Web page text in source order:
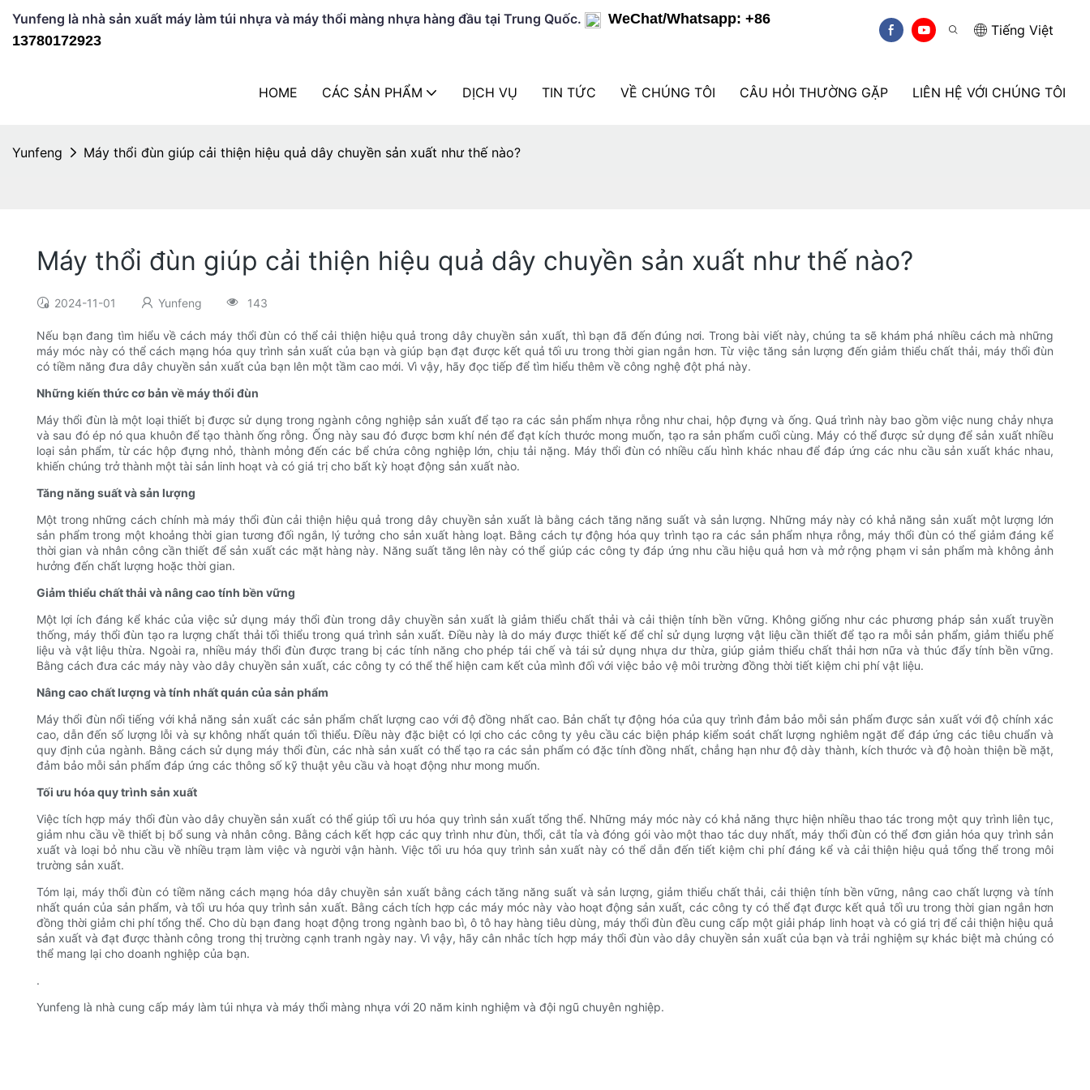
Yunfeng là nhà sản xuất máy làm túi nhựa và máy thổi màng nhựa hàng đầu tại Trung Quốc.
WeChat/Whatsapp: +86
13780172923
Tiếng Việt
HOME CÁC SẢN PHẨM DỊCH VỤ TIN TỨC VỀ CHÚNG TÔI CÂU HỎI THƯỜNG GẶP LIÊN HỆ VỚI CHÚNG TÔI
Yunfeng Máy thổi đùn giúp cải thiện hiệu quả dây chuyền sản xuất như thế nào?
Máy thổi đùn giúp cải thiện hiệu quả dây chuyền sản xuất như thế nào?
2024-11-01 Yunfeng 143
Nếu bạn đang tìm hiểu về cách máy thổi đùn có thể cải thiện hiệu quả trong dây chuyền sản xuất, thì bạn đã đến đúng nơi. Trong bài viết này, chúng ta sẽ khám phá nhiều cách mà những
máy móc này có thể cách mạng hóa quy trình sản xuất của bạn và giúp bạn đạt được kết quả tối ưu trong thời gian ngắn hơn. Từ việc tăng sản lượng đến giảm thiểu chất thải, máy thổi đùn
có tiềm năng đưa dây chuyền sản xuất của bạn lên một tầm cao mới. Vì vậy, hãy đọc tiếp để tìm hiểu thêm về công nghệ đột phá này.
Những kiến ​​thức cơ bản về máy thổi đùn
Máy thổi đùn là một loại thiết bị được sử dụng trong ngành công nghiệp sản xuất để tạo ra các sản phẩm nhựa rỗng như chai, hộp đựng và ống. Quá trình này bao gồm việc nung chảy nhựa
và sau đó ép nó qua khuôn để tạo thành ống rỗng. Ống này sau đó được bơm khí nén để đạt kích thước mong muốn, tạo ra sản phẩm cuối cùng. Máy có thể được sử dụng để sản xuất nhiều
loại sản phẩm, từ các hộp đựng nhỏ, thành mỏng đến các bể chứa công nghiệp lớn, chịu tải nặng. Máy thổi đùn có nhiều cấu hình khác nhau để đáp ứng các nhu cầu sản xuất khác nhau,
khiến chúng trở thành một tài sản linh hoạt và có giá trị cho bất kỳ hoạt động sản xuất nào.
Tăng năng suất và sản lượng
Một trong những cách chính mà máy thổi đùn cải thiện hiệu quả trong dây chuyền sản xuất là bằng cách tăng năng suất và sản lượng. Những máy này có khả năng sản xuất một lượng lớn
sản phẩm trong một khoảng thời gian tương đối ngắn, lý tưởng cho sản xuất hàng loạt. Bằng cách tự động hóa quy trình tạo ra các sản phẩm nhựa rỗng, máy thổi đùn có thể giảm đáng kể
thời gian và nhân công cần thiết để sản xuất các mặt hàng này. Năng suất tăng lên này có thể giúp các công ty đáp ứng nhu cầu hiệu quả hơn và mở rộng phạm vi sản phẩm mà không ảnh
hưởng đến chất lượng hoặc thời gian.
Giảm thiểu chất thải và nâng cao tính bền vững
Một lợi ích đáng kể khác của việc sử dụng máy thổi đùn trong dây chuyền sản xuất là giảm thiểu chất thải và cải thiện tính bền vững. Không giống như các phương pháp sản xuất truyền
thống, máy thổi đùn tạo ra lượng chất thải tối thiểu trong quá trình sản xuất. Điều này là do máy được thiết kế để chỉ sử dụng lượng vật liệu cần thiết để tạo ra mỗi sản phẩm, giảm thiểu phế
liệu và vật liệu thừa. Ngoài ra, nhiều máy thổi đùn được trang bị các tính năng cho phép tái chế và tái sử dụng nhựa dư thừa, giúp giảm thiểu chất thải hơn nữa và thúc đẩy tính bền vững.
Bằng cách đưa các máy này vào dây chuyền sản xuất, các công ty có thể thể hiện cam kết của mình đối với việc bảo vệ môi trường đồng thời tiết kiệm chi phí vật liệu.
Nâng cao chất lượng và tính nhất quán của sản phẩm
Máy thổi đùn nổi tiếng với khả năng sản xuất các sản phẩm chất lượng cao với độ đồng nhất cao. Bản chất tự động hóa của quy trình đảm bảo mỗi sản phẩm được sản xuất với độ chính xác
cao, dẫn đến số lượng lỗi và sự không nhất quán tối thiểu. Điều này đặc biệt có lợi cho các công ty yêu cầu các biện pháp kiểm soát chất lượng nghiêm ngặt để đáp ứng các tiêu chuẩn và
quy định của ngành. Bằng cách sử dụng máy thổi đùn, các nhà sản xuất có thể tạo ra các sản phẩm có đặc tính đồng nhất, chẳng hạn như độ dày thành, kích thước và độ hoàn thiện bề mặt,
đảm bảo mỗi sản phẩm đáp ứng các thông số kỹ thuật yêu cầu và hoạt động như mong muốn.
Tối ưu hóa quy trình sản xuất
Việc tích hợp máy thổi đùn vào dây chuyền sản xuất có thể giúp tối ưu hóa quy trình sản xuất tổng thể. Những máy móc này có khả năng thực hiện nhiều thao tác trong một quy trình liên tục,
giảm nhu cầu về thiết bị bổ sung và nhân công. Bằng cách kết hợp các quy trình như đùn, thổi, cắt tỉa và đóng gói vào một thao tác duy nhất, máy thổi đùn có thể đơn giản hóa quy trình sản
xuất và loại bỏ nhu cầu về nhiều trạm làm việc và người vận hành. Việc tối ưu hóa quy trình sản xuất này có thể dẫn đến tiết kiệm chi phí đáng kể và cải thiện hiệu quả tổng thể trong môi
trường sản xuất.
Tóm lại, máy thổi đùn có tiềm năng cách mạng hóa dây chuyền sản xuất bằng cách tăng năng suất và sản lượng, giảm thiểu chất thải, cải thiện tính bền vững, nâng cao chất lượng và tính
nhất quán của sản phẩm, và tối ưu hóa quy trình sản xuất. Bằng cách tích hợp các máy móc này vào hoạt động sản xuất, các công ty có thể đạt được kết quả tối ưu trong thời gian ngắn hơn
đồng thời giảm chi phí tổng thể. Cho dù bạn đang hoạt động trong ngành bao bì, ô tô hay hàng tiêu dùng, máy thổi đùn đều cung cấp một giải pháp linh hoạt và có giá trị để cải thiện hiệu quả
sản xuất và đạt được thành công trong thị trường cạnh tranh ngày nay. Vì vậy, hãy cân nhắc tích hợp máy thổi đùn vào dây chuyền sản xuất của bạn và trải nghiệm sự khác biệt mà chúng có
thể mang lại cho doanh nghiệp của bạn.
.
Yunfeng là nhà cung cấp máy làm túi nhựa và máy thổi màng nhựa với 20 năm kinh nghiệm và đội ngũ chuyên nghiệp.